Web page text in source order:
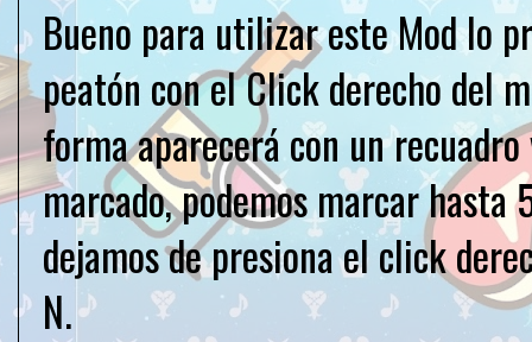
Bueno para utilizar este Mod lo
peatón con el Click derecho del
forma aparecerá con un
marcado, podemos marcar hasta
dejamos de presiona el click
N.